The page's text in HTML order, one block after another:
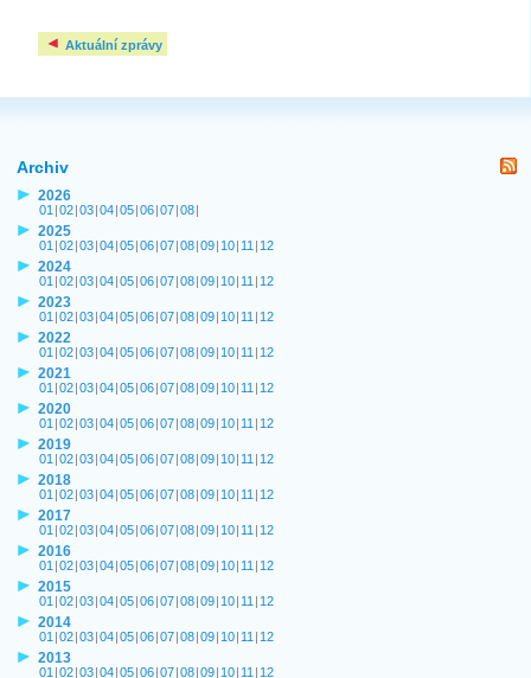
Aktuální zprávy
Archiv
2026
01 |02|03|04|05|06|07|08|
2025
01 |02|03|04|05|06|07|08|09| 10| 11 | 12
2024
01 |02|03|04|05|06|07|08|09| 10| 11 | 12
2023
01 |02|03|04|05|06|07|08|09| 10| 11 | 12
2022
01 |02|03|04|05|06|07|08|09| 10| 11 | 12
2021
01 |02|03|04|05|06|07|08|09| 10| 11 | 12
2020
01 |02|03|04|05|06|07|08|09| 10| 11 | 12
2019
01 |02|03|04|05|06|07|08|09| 10| 11 | 12
2018
01 |02|03|04|05|06|07|08|09| 10| 11 | 12
2017
01 |02|03|04|05|06|07|08|09| 10| 11 | 12
2016
01 |02|03|04|05|06|07|08|09| 10| 11 | 12
2015
01 |02|03|04|05|06|07|08|09| 10| 11 | 12
2014
01 |02|03|04|05|06|07|08|09| 10| 11 | 12
2013
01 |02|03|04|05|06|07|08|09| 10| 11 | 12